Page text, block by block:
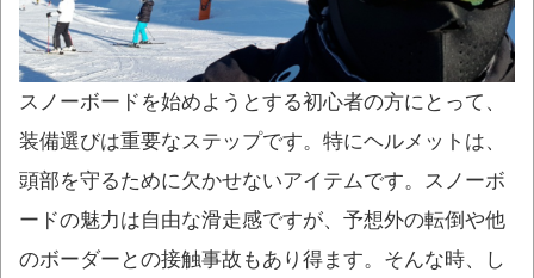
スノーボードを始めようとする初心者の方にとって、
装備選びは重要なステップです。特にヘルメットは、
頭部を守るために欠かせないアイテムです。スノーボ
ードの魅力は自由な滑走感ですが、予想外の転倒や他
のボーダーとの接触事故もあり得ます。そんな時、し